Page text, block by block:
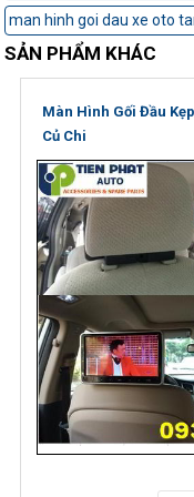
man hinh goi dau xe oto
SẢN PHẨM KHÁC
Màn Hình Gối Đầu
Củ Chi